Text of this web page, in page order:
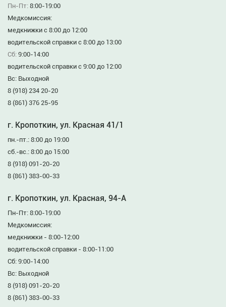
Пн-Пт: 8:00-19:00
Медкомиссия:
медкнижки с 8:00 до 12:00
водительской справки с 8:00 до 13:00
Сб: 9:00-14:00
водительской справки с 9:00 до 12:00
Вс: Выходной
8 (918) 234 20-20
8 (861) 376 25-95
г. Кропоткин, ул. Красная 41/1
пн.-пт.: 8:00 до 19:00
сб.-вс.: 8:00 до 15:00
8 (918) 091-20-20
8 (861) 383-00-33
г. Кропоткин, ул. Красная, 94-А
Пн-Пт: 8:00-19:00
Медкомиссия:
медкнижки - 8:00-12:00
водительской справки - 8:00-11:00
Сб: 9:00-14:00
Вс: Выходной
8 (918) 091-20-20
8 (861) 383-00-33